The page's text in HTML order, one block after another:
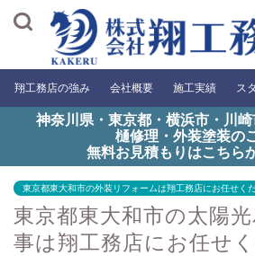
翔工務店の強み 会社概要 施工実績 ス
神奈川県・東京都・横浜市・川
樋修理・外装塗装の
無料お見積もりはこちら
東京都東大和市の外装リフォームは翔工務店にお任せく
東京都東大和市の太陽
事は翔工務店にお任せ